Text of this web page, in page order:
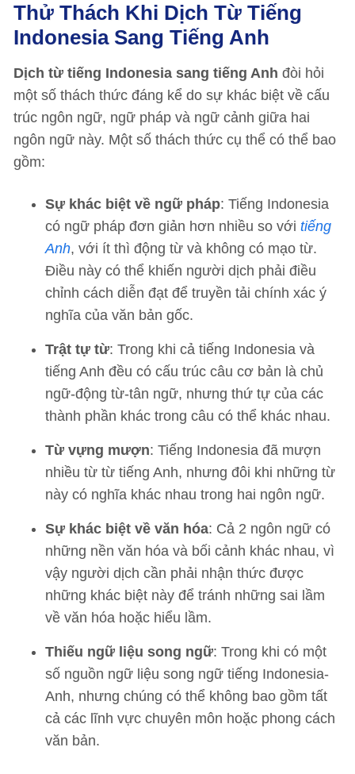
Thử Thách Khi Dịch Từ Tiếng
Indonesia Sang Tiếng Anh
Dịch từ tiếng Indonesia sang tiếng Anh đòi hỏi
một số thách thức đáng kể do sự khác biệt về cấu
trúc ngôn ngữ, ngữ pháp và ngữ cảnh giữa hai
ngôn ngữ này. Một số thách thức cụ thể có thể bao
gồm:
Sự khác biệt về ngữ pháp: Tiếng Indonesia
có ngữ pháp đơn giản hơn nhiều so với tiếng
Anh, với ít thì động từ và không có mạo từ.
Điều này có thể khiến người dịch phải điều
chỉnh cách diễn đạt để truyền tải chính xác ý
nghĩa của văn bản gốc.
Trật tự từ: Trong khi cả tiếng Indonesia và
tiếng Anh đều có cấu trúc câu cơ bản là chủ
ngữ-động từ-tân ngữ, nhưng thứ tự của các
thành phần khác trong câu có thể khác nhau.
Từ vựng mượn: Tiếng Indonesia đã mượn
nhiều từ từ tiếng Anh, nhưng đôi khi những từ
này có nghĩa khác nhau trong hai ngôn ngữ.
Sự khác biệt về văn hóa: Cả 2 ngôn ngữ có
những nền văn hóa và bối cảnh khác nhau, vì
vậy người dịch cần phải nhận thức được
những khác biệt này để tránh những sai lầm
về văn hóa hoặc hiểu lầm.
Thiếu ngữ liệu song ngữ: Trong khi có một
số nguồn ngữ liệu song ngữ tiếng Indonesia-
Anh, nhưng chúng có thể không bao gồm tất
cả các lĩnh vực chuyên môn hoặc phong cách
văn bản.